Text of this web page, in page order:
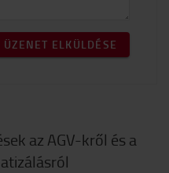
ÜZENET ELKÜLDÉSE
az AGV-kről és a